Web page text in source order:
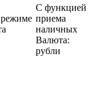
С функцией
приема
наличных
Валюта:
рубли